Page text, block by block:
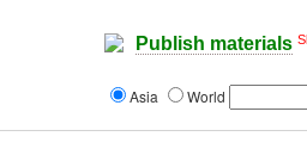
Publish materials
Asia World